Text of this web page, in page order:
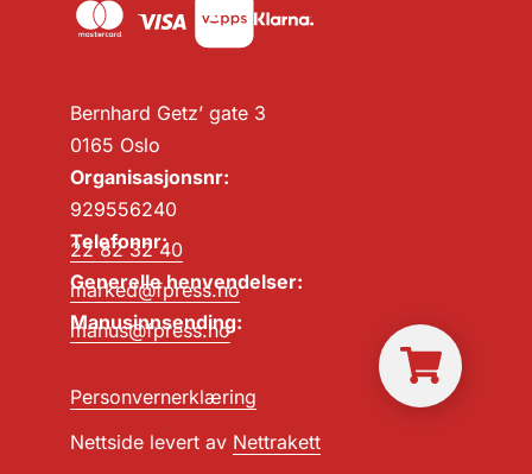
Bernhard Getz’ gate 3
0165 Oslo
Organisasjonsnr:
929556240
Telefonnr:
22 82 32 40
Generelle henvendelser:
marked@fpress.no
Manusinnsending:
manus@fpress.no
Personvernerklæring
Nettside levert av Nettrakett